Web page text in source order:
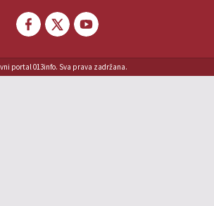
portal 013info. Sva prava zadržana.